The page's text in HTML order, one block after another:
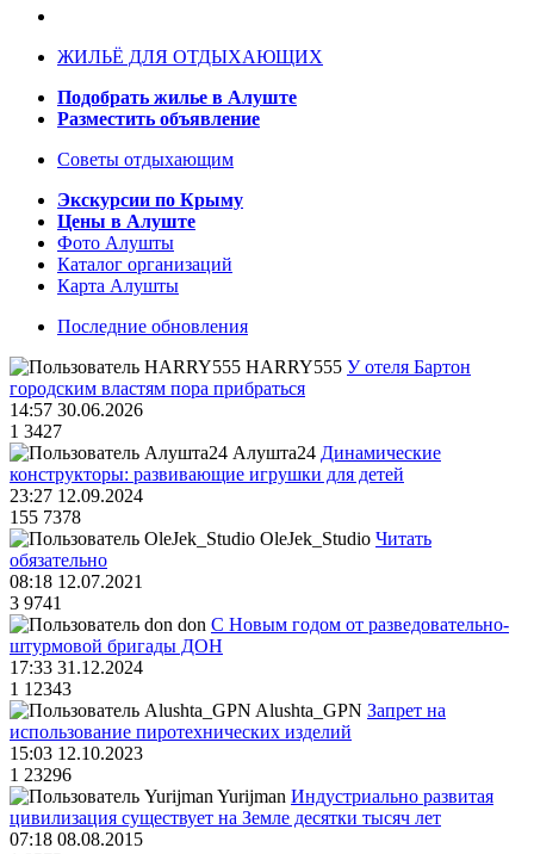
ЖИЛЬЁ ДЛЯ ОТДЫХАЮЩИХ
Подобрать жилье в Алуште
Разместить объявление
Советы отдыхающим
Экскурсии по Крыму
Цены в Алуште
Фото Алушты
Каталог организаций
Карта Алушты
Последние обновления
HARRY555 У отеля Бартон
городским властям пора прибраться
14:57 30.06.2026
1 3427
Алушта24 Динамические
конструкторы: развивающие игрушки для детей
23:27 12.09.2024
155 7378
OleJek_Studio Читать
обязательно
08:18 12.07.2021
3 9741
don С Новым годом от разведовательно-
штурмовой бригады ДОН
17:33 31.12.2024
1 12343
Alushta_GPN Запрет на
использование пиротехнических изделий
15:03 12.10.2023
1 23296
Yurijman Индустриально развитая
цивилизация существует на Земле десятки тысяч лет
07:18 08.08.2015